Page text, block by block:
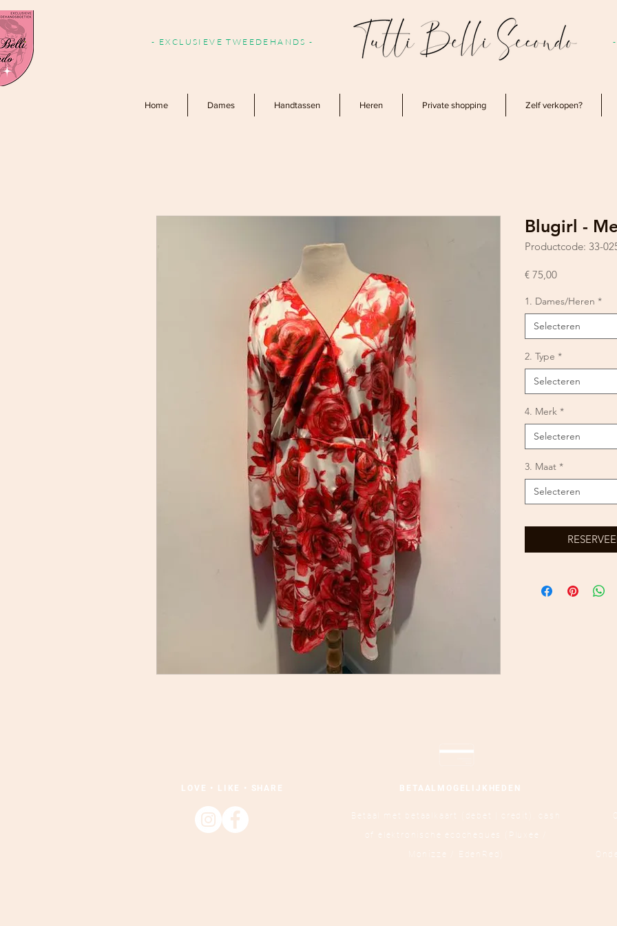
- EXCLUSIEVE TWEEDEHANDS -
Home Dames Handtassen Heren Private shopping Zelf verkopen?
Blugirl -
Productcode: 33-
€ 75,00Prijs
1. Dames/Heren *
Selecteren
2. Type *
Selecteren
4. Merk *
Selecteren
3. Maat *
Selecteren
LOVE • LIKE • SHARE BETAALMOGELIJKHEDEN
Betaal met betaalkaart (debet | credit),
cash
of elektronische ecocheques (Pluxee /
Monizze / EdenRed)